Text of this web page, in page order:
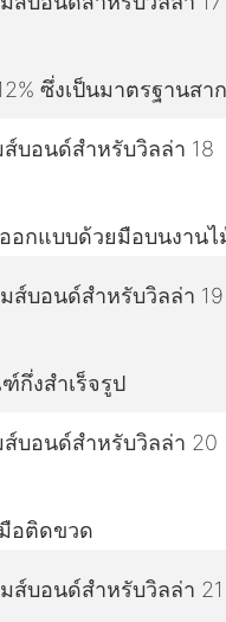
ซึ่งเป็นมาตรฐานสา
อกแบบด้วยมือบนงานไ
กึ่งสำเร็จรูป
อติดขวด